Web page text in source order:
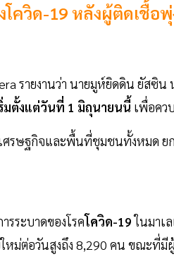
ควิด-19 หลังผู้ติดเชื้อ
รายงานว่า นายมูห์ยิดดิน ยัสซิน
มตั้งแต่วันที่ 1 มิถุนายนนี้ เพื่อคว
ศรษฐกิจและพื้นที่ชุมชนทั้งหมด
รระบาดของโรคโควิด-19ในมาเ
หม่ต่อวันสูงถึง 8,290 คน ขณะที่มี